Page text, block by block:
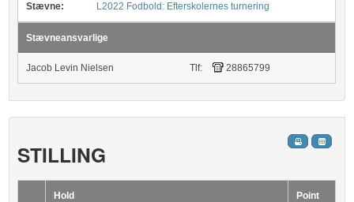
Stævne: L2022 Fodbold: Efterskolernes turnering
Stævneansvarlige
Jacob Levin Nielsen Tlf: 28865799
STILLING
Hold Point